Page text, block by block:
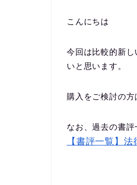
こんにちは
今回は比較的新
いと思います。
購入をご検討の
なお、過去の書
【書評一覧】